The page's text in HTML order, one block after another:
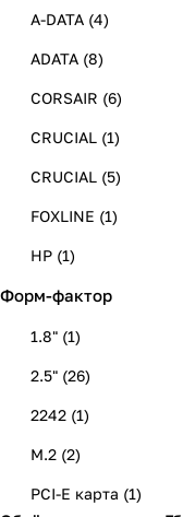
A-DATA (4)
ADATA (8)
CORSAIR (6)
CRUCIAL (1)
CRUCIAL (5)
FOXLINE (1)
HP (1)
INTEL(31)
KINGSTON
SAMSUNG
TOSHIBA
TRANSCEND
Форм-фактор
1.8" (1)
2.5" (26)
2242 (1)
M.2 (2)
PCI-E карта (1)